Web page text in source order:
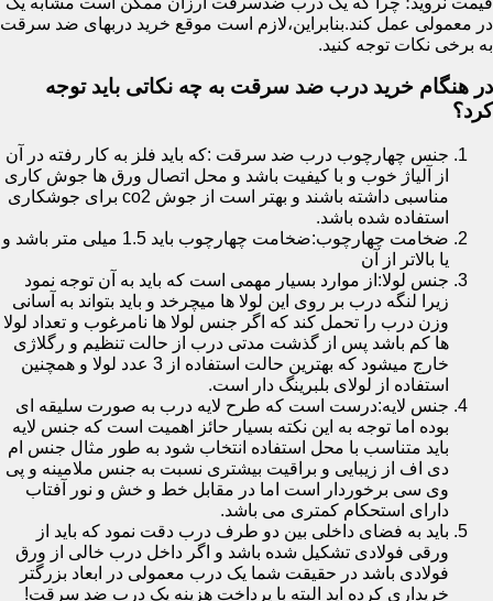
در معمولی عمل کند.بنابراین،لازم است موقع خرید دربهای ضد سرقت
به برخی نکات توجه کنید.
در هنگام خرید درب ضد سرقت به چه نکاتی باید توجه
کرد؟
جنس چهارچوب درب ضد سرقت :که باید فلز به کار رفته در آن
از آلیاژ خوب و با کیفیت باشد و محل اتصال ورق ها جوش کاری
مناسبی داشته باشند و بهتر است از جوش co2 برای جوشکاری
استفاده شده باشد.
ضخامت چهارچوب:ضخامت چهارچوب باید 1.5 میلی متر باشد و
یا بالاتر از آن
جنس لولا:از موارد بسیار مهمی است که باید به آن توجه نمود
زیرا لنگه درب بر روی این لولا ها میچرخد و باید بتواند به آسانی
وزن درب را تحمل کند که اگر جنس لولا ها نامرغوب و تعداد لولا
ها کم باشد پس از گذشت مدتی درب از حالت تنظیم و رگلاژی
خارج میشود که بهترین حالت استفاده از 3 عدد لولا و همچنین
استفاده از لولای بلبرینگ دار است.
جنس لایه:درست است که طرح لایه درب به صورت سلیقه ای
بوده اما توجه به این نکته بسیار حائز اهمیت است که جنس لایه
باید متناسب با محل استفاده انتخاب شود به طور مثال جنس ام
دی اف از زیبایی و براقیت بیشتری نسبت به جنس ملامینه و پی
وی سی برخوردار است اما در مقابل خط و خش و نور آفتاب
دارای استحکام کمتری می باشد.
باید به فضای داخلی بین دو طرف درب دقت نمود که باید از
ورقی فولادی تشکیل شده باشد و اگر داخل درب خالی از ورق
فولادی باشد در حقیقت شما یک درب معمولی در ابعاد بزرگتر
خریداری کرده اید البته با پرداخت هزینه یک درب ضد سرقت!